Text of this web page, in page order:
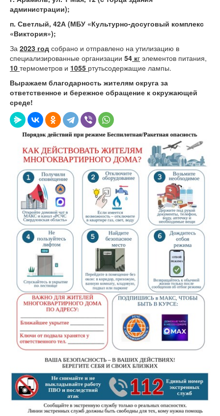
администрации);
п. Светлый, 42А (МБУ «Культурно-досуговый комплекс
«Виктория»);
За 2023 год собрано и отправлено на утилизацию в
специализированные организации 54 кг элементов питания,
10 термометров и 1055 ртутьсодержащие лампы.
Выражаем благодарность жителям округа за
ответственное и бережное обращение к окружающей
среде!